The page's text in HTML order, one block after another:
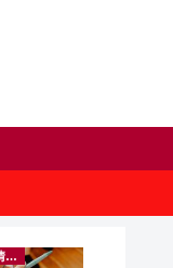
ちぇり info（生活情報）